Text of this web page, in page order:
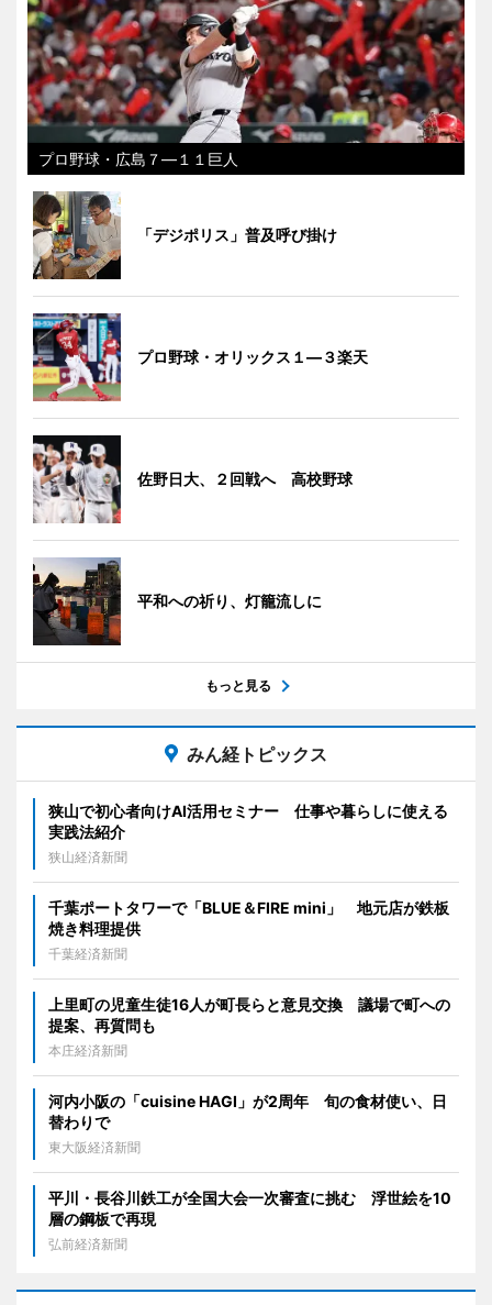
プロ野球・広島７―１１巨人
「デジポリス」普及呼び掛け
プロ野球・オリックス１―３楽天
佐野日大、２回戦へ 高校野球
平和への祈り、灯籠流しに
もっと見る
みん経トピックス
狭山で初心者向けAI活用セミナー 仕事や暮らしに使える
実践法紹介
狭山経済新聞
千葉ポートタワーで「BLUE＆FIRE mini」 地元店が鉄板
焼き料理提供
千葉経済新聞
上里町の児童生徒16人が町長らと意見交換 議場で町への
提案、再質問も
本庄経済新聞
河内小阪の「cuisine HAGI」が2周年 旬の食材使い、日
替わりで
東大阪経済新聞
平川・長谷川鉄工が全国大会一次審査に挑む 浮世絵を10
層の鋼板で再現
弘前経済新聞